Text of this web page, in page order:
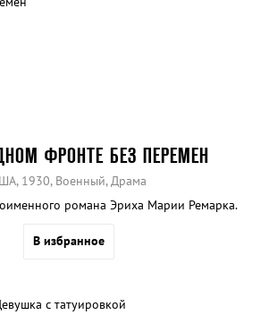
ФРОНТЕ БЕЗ ПЕРЕМЕН
1930, Военный, Драма
романа Эриха Марии Ремарка.
В избранное